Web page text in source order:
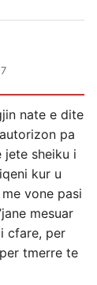
nate e dite
pa
jete sheiku i
kur u
vone pasi
mesuar
cfare, per
tmerre te